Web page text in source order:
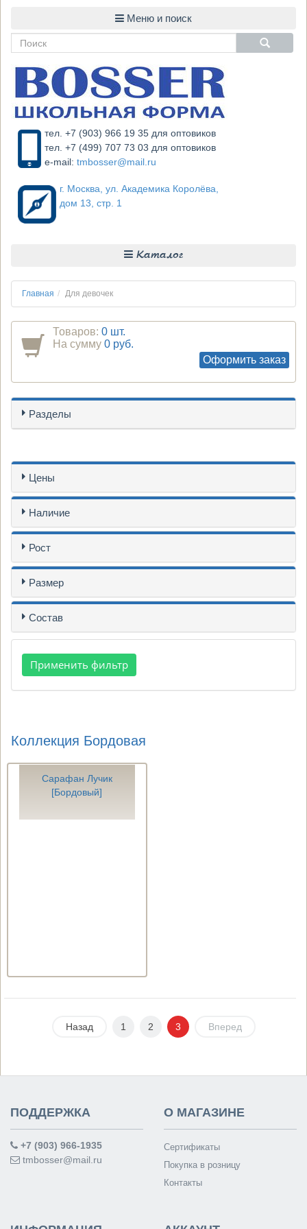
тел. +7 (903) 966 19 35 для оптовиков
тел. +7 (499) 707 73 03 для оптовиков
e-mail: tmbosser@mail.ru
г. Москва, ул. Академика Королёва,
дом 13, стр. 1
Каталог
Главная Для девочек
Товаров: 0 шт.
На сумму 0 руб.
Оформить заказ
Разделы
Цены
Наличие
Рост
Размер
Состав
Коллекция Бордовая
Сарафан Лучик
[Бордовый]
Назад 1 2 3 Вперед
ПОДДЕРЖКА
+7 (903) 966-1935
tmbosser@mail.ru
О МАГАЗИНЕ
Сертификаты
Покупка в розницу
Контакты